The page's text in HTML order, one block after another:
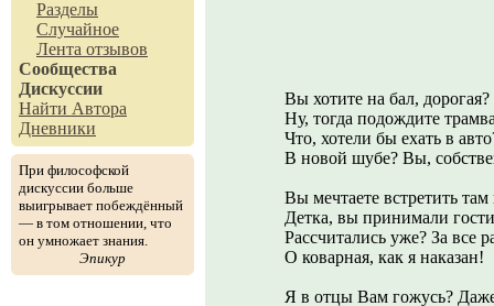
Разделы
Случайное
Лента отзывов
Сообщества
Дискуссии
Найти Автора
Дневники
При философской
дискуссии больше
выигрывает побеждённый
— в том отношении, что
он умножает знания.
Эпикур
Вы хотите на бал, дорогая?
Ну, тогда подождите
Что, хотели бы ехать в
В новой шубе? Вы,
Вы мечтаете встретить
Детка, вы принимали
Рассчитались уже? За все
О коварная, как я наказан!
Я в отцы Вам гожусь?